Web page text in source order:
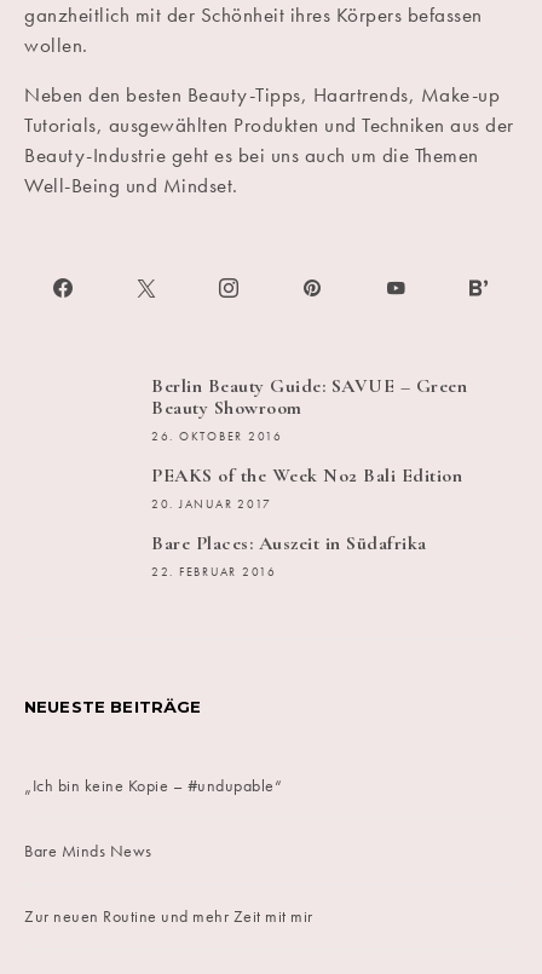
ganzheitlich mit der Schönheit ihres Körpers befassen
wollen.
Neben den besten Beauty-Tipps, Haartrends, Make-up
Tutorials, ausgewählten Produkten und Techniken aus der
Beauty-Industrie geht es bei uns auch um die Themen
Well-Being und Mindset.
Berlin Beauty Guide: SAVUE – Green
Beauty Showroom
26. OKTOBER 2016
PEAKS of the Week No2 Bali Edition
20. JANUAR 2017
Bare Places: Auszeit in Südafrika
22. FEBRUAR 2016
NEUESTE BEITRÄGE
„Ich bin keine Kopie – #undupable“
Bare Minds News
Zur neuen Routine und mehr Zeit mit mir